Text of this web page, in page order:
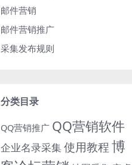
邮件营销
邮件营销推广
采集发布规则
分类目录
QQ营销推广 QQ营销软件
企业名录采集使用教程博